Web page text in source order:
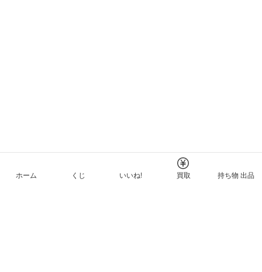
ホーム くじ いいね! 買取 持ち物 出品